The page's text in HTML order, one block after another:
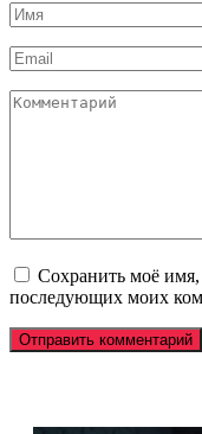
Имя
*
Email
*
Комментарий
Сохранить моё имя,
последующих моих